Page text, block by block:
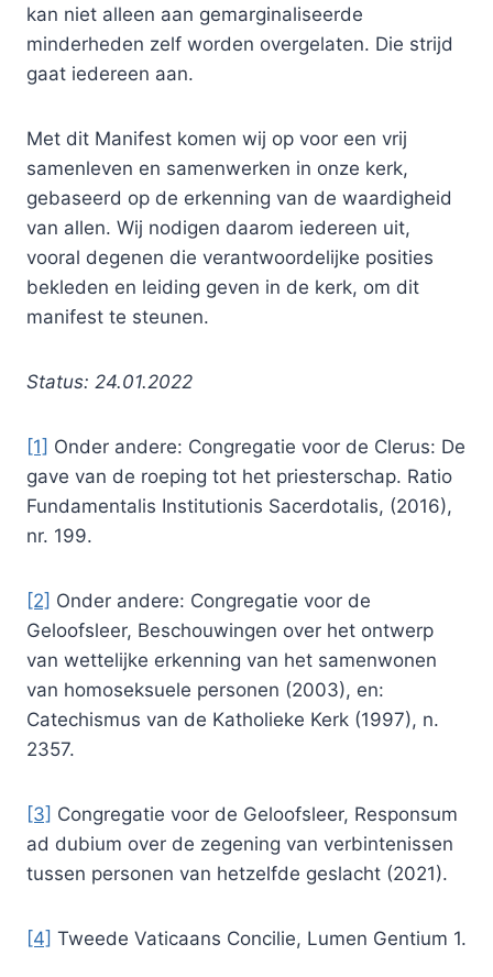
kan niet alleen aan gemarginaliseerde
minderheden zelf worden overgelaten. Die strijd
gaat iedereen aan.
Met dit Manifest komen wij op voor een vrij
samenleven en samenwerken in onze kerk,
gebaseerd op de erkenning van de waardigheid
van allen. Wij nodigen daarom iedereen uit,
vooral degenen die verantwoordelijke posities
bekleden en leiding geven in de kerk, om dit
manifest te steunen.
Status: 24.01.2022
[1] Onder andere: Congregatie voor de Clerus: De
gave van de roeping tot het priesterschap. Ratio
Fundamentalis Institutionis Sacerdotalis, (2016),
nr. 199.
[2] Onder andere: Congregatie voor de
Geloofsleer, Beschouwingen over het ontwerp
van wettelijke erkenning van het samenwonen
van homoseksuele personen (2003), en:
Catechismus van de Katholieke Kerk (1997), n.
2357.
[3] Congregatie voor de Geloofsleer, Responsum
ad dubium over de zegening van verbintenissen
tussen personen van hetzelfde geslacht (2021).
[4] Tweede Vaticaans Concilie, Lumen Gentium 1.